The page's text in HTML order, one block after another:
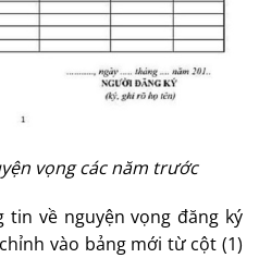
vọng các năm trước
tin về nguyện vọng đăng ký
vào bảng mới từ cột (1)